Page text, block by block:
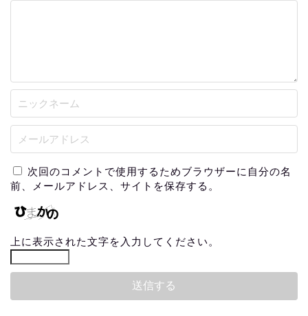
次回のコメントで使用するためブラウザーに自分の名
前、メールアドレス、サイトを保存する。
上に表示された文字を入力してください。